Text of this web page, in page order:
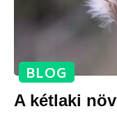
BLOG
A kétlaki